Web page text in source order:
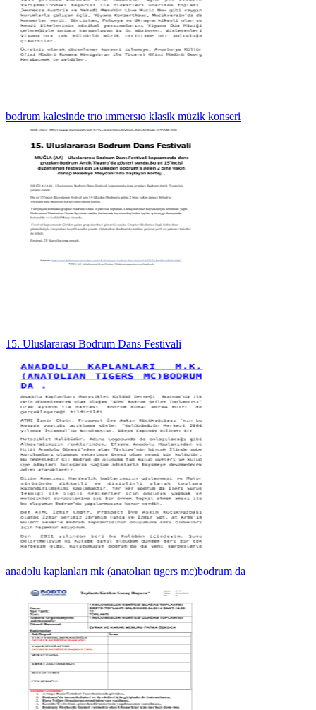
bodrum kalesinde trıo ımmersıo klasik müzik konseri
15. Uluslararası Bodrum Dans Festivali
anadolu kaplanları mk (anatolıan tıgers mc)bodrum da